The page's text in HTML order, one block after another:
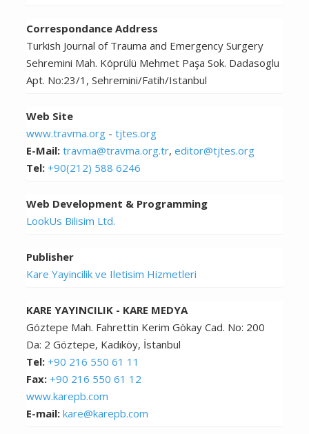
Correspondance Address
Turkish Journal of Trauma and Emergency Surgery
Sehremini Mah. Köprülü Mehmet Paşa Sok. Dadasoglu
Apt. No:23/1, Sehremini/Fatih/Istanbul
Web Site
www.travma.org -tjtes.org
E-Mail: travma@travma.org.tr,editor@tjtes.org
Tel: +90(212) 588 6246
Web Development & Programming
LookUs Bilisim Ltd.
Publisher
Kare Yayincilik ve Iletisim Hizmetleri
KARE YAYINCILIK - KARE MEDYA
Göztepe Mah. Fahrettin Kerim Gökay Cad. No: 200
Da: 2 Göztepe, Kadıköy, İstanbul
Tel: +90 216 550 61 11
Fax: +90 216 550 61 12
www.karepb.com
E-mail: kare@karepb.com